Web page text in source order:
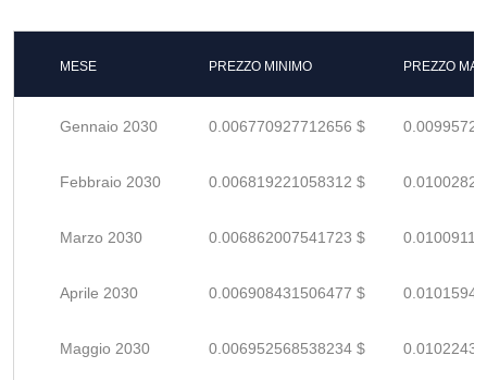
MESE PREZZO MINIMO PREZZO
Gennaio 2030 0.006770927712656 $
Febbraio 2030 0.006819221058312 $
Marzo 2030 0.006862007541723 $
Aprile 2030 0.006908431506477 $
Maggio 2030 0.006952568538234 $